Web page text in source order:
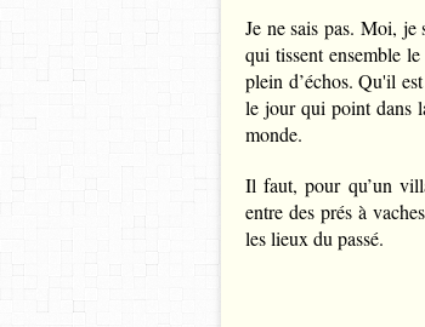
Je ne sais pas. Moi, je
qui tissent ensemble
plein d’échos. Qu'il
le jour qui point dans
monde.
Il faut, pour qu’un
entre des prés à
les lieux du passé.